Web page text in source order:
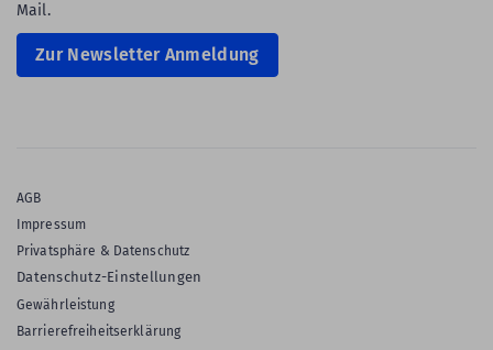
Mail.
Zur Newsletter Anmeldung
AGB
Impressum
Privatsphäre & Datenschutz
Datenschutz-Einstellungen
Gewährleistung
Barrierefreiheitserklärung